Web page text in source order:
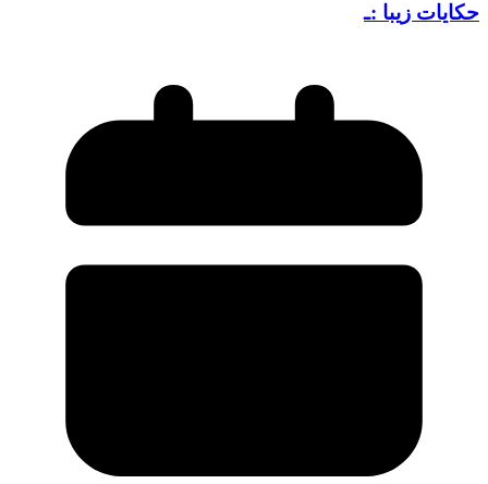
حکایات زیبا :ـ